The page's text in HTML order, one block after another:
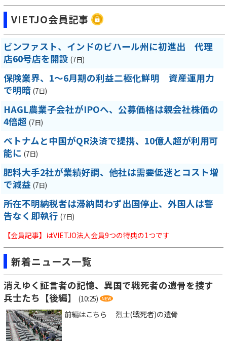
VIETJO会員記事
ビンファスト、インドのビハール州に初進出 代理
店60号店を開設 (7日)
保険業界、1～6月期の利益二極化鮮明 資産運用力
で明暗 (7日)
HAGL農業子会社がIPOへ、公募価格は親会社株価の
4倍超 (7日)
ベトナムと中国がQR決済で提携、10億人超が利用可
能に (7日)
肥料大手2社が業績好調、他社は需要低迷とコスト増
で減益 (7日)
所在不明納税者は滞納問わず出国停止、外国人は警
告なく即執行 (7日)
【会員記事】はVIETJO法人会員9つの特典の1つです
新着ニュース一覧
消えゆく証言者の記憶、異国で戦死者の遺骨を捜す
兵士たち【後編】
(10:25)
前編はこちら 烈士(戦死者)の遺骨